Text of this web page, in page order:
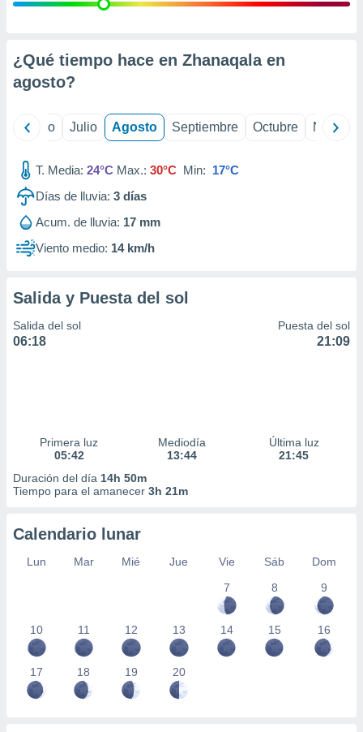
e
mediante
publicidad
de
1199
¿Qué tiempo hace en Zhanaqala en
agosto?
Junio Julio Agosto Septiembre Octubre
T. Media: 24°C Max.: 30°C Min: 17°C
Días de lluvia: 3 días
Acum. de lluvia: 17 mm
Viento medio: 14 km/h
Salida y Puesta del sol
Salida del sol
06:18
Puesta del sol
21:09
Primera luz
05:42
Mediodía
13:44
Última luz
21:45
Duración del día 14h 50m
Tiempo para el amanecer 3h 21m
Calendario lunar
Lun Mar Mié Jue Vie Sáb
Dom
7
8 9
10 11 12 13 14 15 16
17 18 19 20